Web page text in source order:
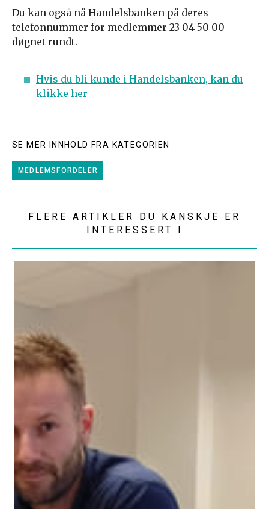
Du kan også nå Handelsbanken på deres
telefonnummer for medlemmer 23 04 50 00
døgnet rundt.
Hvis du bli kunde i Handelsbanken, kan du
klikke her
SE MER INNHOLD FRA KATEGORIEN
MEDLEMSFORDELER
FLERE ARTIKLER DU KANSKJE ER
INTERESSERT I